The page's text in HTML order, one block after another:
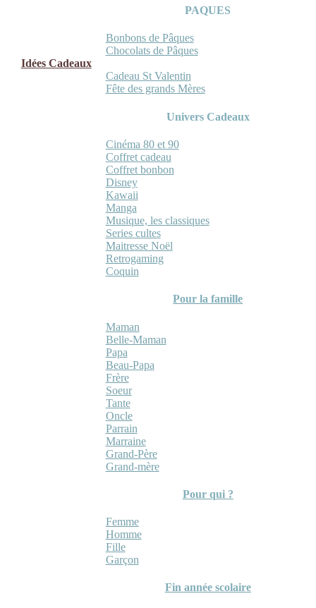
PAQUES
Bonbons de Pâques
Chocolats de Pâques
Idées Cadeaux
Cadeau St Valentin
Fête des grands Mères
Univers Cadeaux
Cinéma 80 et 90
Coffret cadeau
Coffret bonbon
Disney
Kawaii
Manga
Musique, les classiques
Series cultes
Maitresse Noël
Retrogaming
Coquin
Pour la famille
Maman
Belle-Maman
Papa
Beau-Papa
Frère
Soeur
Tante
Oncle
Parrain
Marraine
Grand-Père
Grand-mère
Pour qui ?
Femme
Homme
Fille
Garçon
Fin année scolaire